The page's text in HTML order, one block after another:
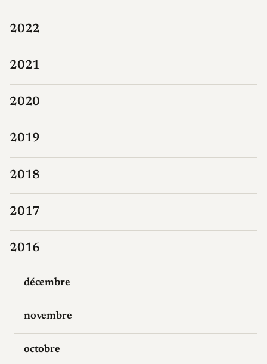
2022
2021
2020
2019
2018
2017
2016
décembre
novembre
octobre